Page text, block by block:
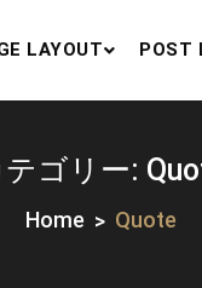
LAYOUT POST
テゴリー:
Home Quote